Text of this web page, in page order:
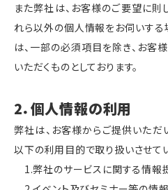
また弊社は、お客様のご要望に則
れら以外の個人情報をお伺いする
は、一部の必須項目を除き、お客
いただくものとしております。
2．個人情報の利用
弊社は、お客様からご提供いただ
以下の利用目的で取り扱いさせて
1.弊社のサービスに関する情報